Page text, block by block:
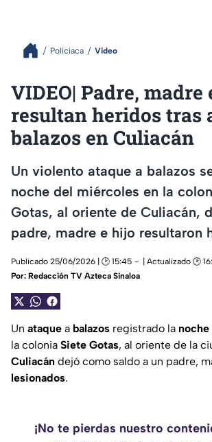
Policiaca Video
VIDEO| Padre, madre
resultan heridos tras
balazos en Culiacán
Un violento ataque a balazos
noche del miércoles en la
Gotas, al oriente de Culiacán,
padre, madre e hijo resultaron
Publicado 25/06/2026 | 🕑 15:45
| Actualizado 🕑
Por: Redacción TV Azteca Sinaloa
Un ataque a balazos registrado la noche
la colonia Siete Gotas, al oriente de la
Culiacán dejó como saldo a un padre,
lesionados.
¡No te pierdas nuestro